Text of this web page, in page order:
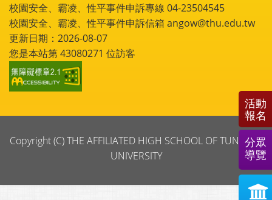
校園安全、霸凌、性平事件申訴專線 04-23504545
校園安全、霸凌、性平事件申訴信箱 angow@thu.edu.tw
更新日期：2026-08-07
您是本站第43080271 位訪客
Copyright (C) THE AFFILIATED HIGH SCHOOL OF TUNGHAI
UNIVERSITY
活動
報名
分眾
導覽